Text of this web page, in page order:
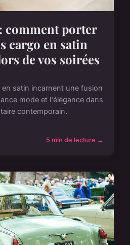
comment porter
cargo en satin
de vos soirées
satin incarnent une fusion
mode et l'élégance dans
contemporain.
5 min de lecture →